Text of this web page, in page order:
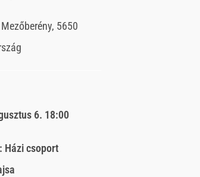
Mezőberény, 5650
6. 18:00
Házi csoport